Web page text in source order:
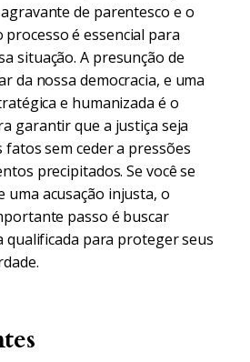
de parentesco e o
é essencial para
situação. A presunção de
da nossa democracia, e uma
e humanizada é o
garantir que a justiça seja
sem ceder a pressões
precipitados. Se você se
uma acusação injusta, o
passo é buscar
qualificada para proteger seus